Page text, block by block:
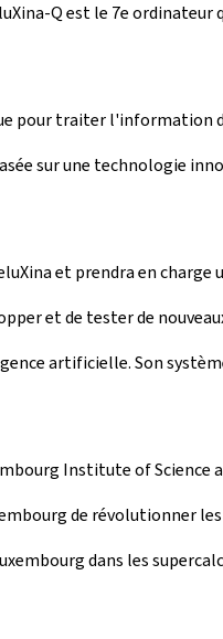
Q est le 7e
pour traiter l'information
sur une technologie
et prendra en
et de tester de
artificielle. Son
Institute of Science
de révolutionner
dans les